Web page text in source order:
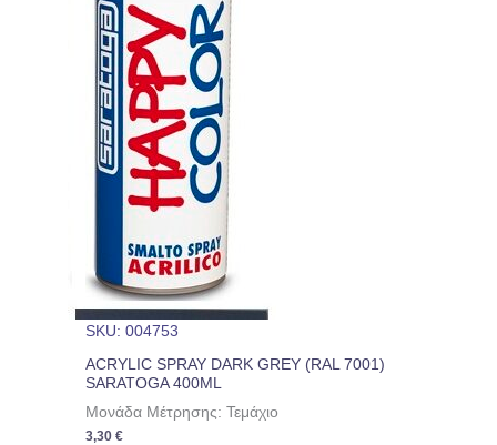
SKU: 004753
ACRYLIC SPRAY DARK GREY (RAL 7001)
SARATOGA 400ML
Μονάδα Μέτρησης: Τεμάχιο
3,30€